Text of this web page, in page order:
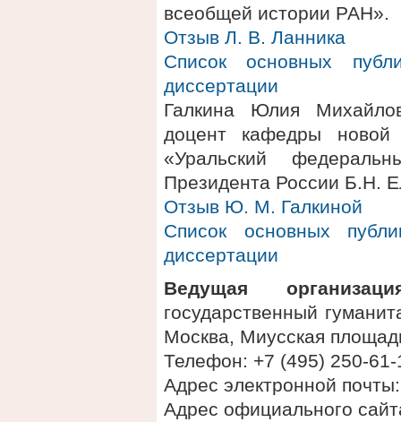
всеобщей истории РАН».
Отзыв Л. В. Ланника
Список основных
диссертации
Галкина Юлия
доцент кафедры
«Уральский
Президента России Б.Н.
Отзыв Ю. М. Галкиной
Список основных
диссертации
Ведущая
государственный
Москва, Миусская
Телефон: +7 (495) 250-
Адрес электронной
Адрес официального